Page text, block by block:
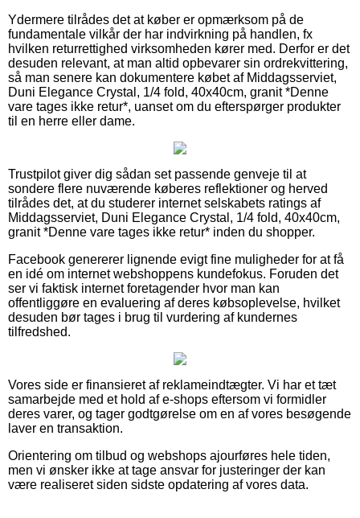
Ydermere tilrådes det at køber er opmærksom på de
fundamentale vilkår der har indvirkning på handlen, fx
hvilken returrettighed virksomheden kører med. Derfor er det
desuden relevant, at man altid opbevarer sin ordrekvittering,
så man senere kan dokumentere købet af Middagsserviet,
Duni Elegance Crystal, 1/4 fold, 40x40cm, granit *Denne
vare tages ikke retur*, uanset om du efterspørger produkter
til en herre eller dame.
Trustpilot giver dig sådan set passende genveje til at
sondere flere nuværende køberes reflektioner og herved
tilrådes det, at du studerer internet selskabets ratings af
Middagsserviet, Duni Elegance Crystal, 1/4 fold, 40x40cm,
granit *Denne vare tages ikke retur* inden du shopper.
Facebook genererer lignende evigt fine muligheder for at få
en idé om internet webshoppens kundefokus. Foruden det
ser vi faktisk internet foretagender hvor man kan
offentliggøre en evaluering af deres købsoplevelse, hvilket
desuden bør tages i brug til vurdering af kundernes
tilfredshed.
Vores side er finansieret af reklameindtægter. Vi har et tæt
samarbejde med et hold af e-shops eftersom vi formidler
deres varer, og tager godtgørelse om en af vores besøgende
laver en transaktion.
Orientering om tilbud og webshops ajourføres hele tiden,
men vi ønsker ikke at tage ansvar for justeringer der kan
være realiseret siden sidste opdatering af vores data.